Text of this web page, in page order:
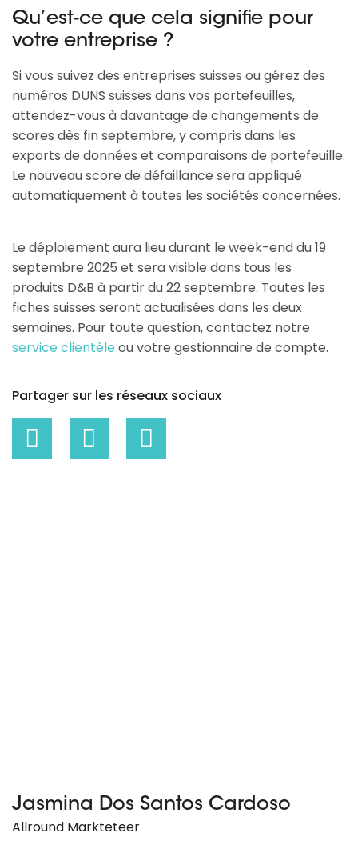
Qu’est-ce que cela signifie pour
votre entreprise ?
Si vous suivez des entreprises suisses ou gérez des
numéros DUNS suisses dans vos portefeuilles,
attendez-vous à davantage de changements de
scores dès fin septembre, y compris dans les
exports de données et comparaisons de portefeuille.
Le nouveau score de défaillance sera appliqué
automatiquement à toutes les sociétés concernées.
Le déploiement aura lieu durant le week-end du 19
septembre 2025 et sera visible dans tous les
produits D&B à partir du 22 septembre. Toutes les
fiches suisses seront actualisées dans les deux
semaines. Pour toute question, contactez notre
service clientèle ou votre gestionnaire de compte.
Partager sur les réseaux sociaux
Jasmina Dos Santos Cardoso
Allround Markteteer